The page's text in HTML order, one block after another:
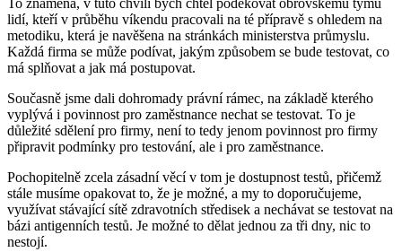
lidí, kteří v průběhu víkendu pracovali na té přípravě s ohledem na
metodiku, která je navěšena na stránkách ministerstva průmyslu.
Každá firma se může podívat, jakým způsobem se bude testovat, co
má splňovat a jak má postupovat.
Současně jsme dali dohromady právní rámec, na základě kterého
vyplývá i povinnost pro zaměstnance nechat se testovat. To je
důležité sdělení pro firmy, není to tedy jenom povinnost pro firmy
připravit podmínky pro testování, ale i pro zaměstnance.
Pochopitelně zcela zásadní věcí v tom je dostupnost testů, přičemž
stále musíme opakovat to, že je možné, a my to doporučujeme,
využívat stávající sítě zdravotních středisek a nechávat se testovat na
bázi antigenních testů. Je možné to dělat jednou za tři dny, nic to
nestojí.